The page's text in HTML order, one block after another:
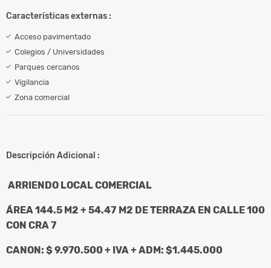
Características externas :
Acceso pavimentado
Colegios / Universidades
Parques cercanos
Vigilancia
Zona comercial
Descripción Adicional :
ARRIENDO LOCAL COMERCIAL
ÁREA 144.5 M2 + 54.47 M2 DE TERRAZA EN CALLE 100
CON CRA 7
CANON: $ 9.970.500 + IVA + ADM: $1.445.000